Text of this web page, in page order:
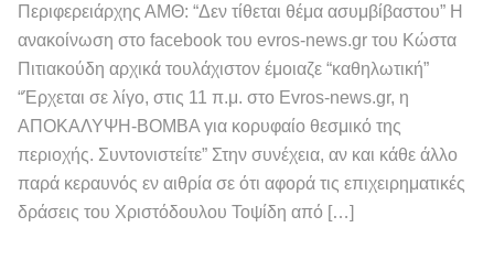
Περιφερειάρχης ΑΜΘ: “Δεν τίθεται θέμα ασυμβίβαστου” Η
ανακοίνωση στο facebook του evros-news.gr του Κώστα
Πιτιακούδη αρχικά τουλάχιστον έμοιαζε “καθηλωτική”
“Έρχεται σε λίγο, στις 11 π.μ. στο Evros-news.gr, η
ΑΠΟΚΑΛΥΨΗ-ΒΟΜΒΑ για κορυφαίο θεσμικό της
περιοχής. Συντονιστείτε” Στην συνέχεια, αν και κάθε άλλο
παρά κεραυνός εν αιθρία σε ότι αφορά τις επιχειρηματικές
δράσεις του Χριστόδουλου Τοψίδη από […]